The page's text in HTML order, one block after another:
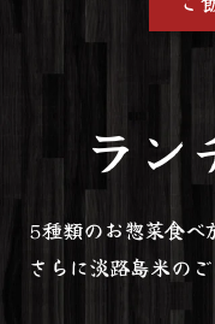
ラン
5種類のお惣菜食べ
さらに淡路島米の